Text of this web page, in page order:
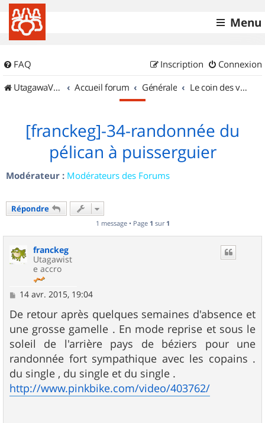
Menu
FAQ Connexion
Inscription
UtagawaVTT (Randos VTT et VTTAE avec traces GPS)
Accueil forum Générale Le coin des vidéastes
[franckeg]-34-randonnée du
pélican à puisserguier
Modérateur : Modérateurs des Forums
Répondre
1 message • Page 1 sur 1
franckeg
Utagawist
e accro
M
s
s
a
g
e
14 avr. 2015, 19:04
De retour après quelques semaines d'absence et
une grosse gamelle . En mode reprise et sous le
soleil de l'arrière pays de béziers pour une
randonnée fort sympathique avec les copains .
du single , du single et du single .
http://www.pinkbike.com/video/403762/